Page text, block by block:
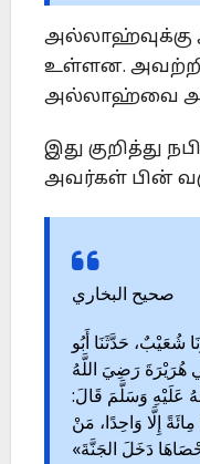
அல்லாஹ்வுக்கு
உள்ளன.
அல்லாஹ்வை
இது குறித்து
அவர்கள் பின்
صحيح البخاري
شُعَيْبٌ، حَدَّثَنَا أَبُو
هُرَيْرَةَ رَضِيَ اللَّهُ
عَلَيْهِ وَسَلَّمَ قَالَ:
إِلَّا وَاحِدًا، مَنْ
دَخَلَ الجَنَّةَ»